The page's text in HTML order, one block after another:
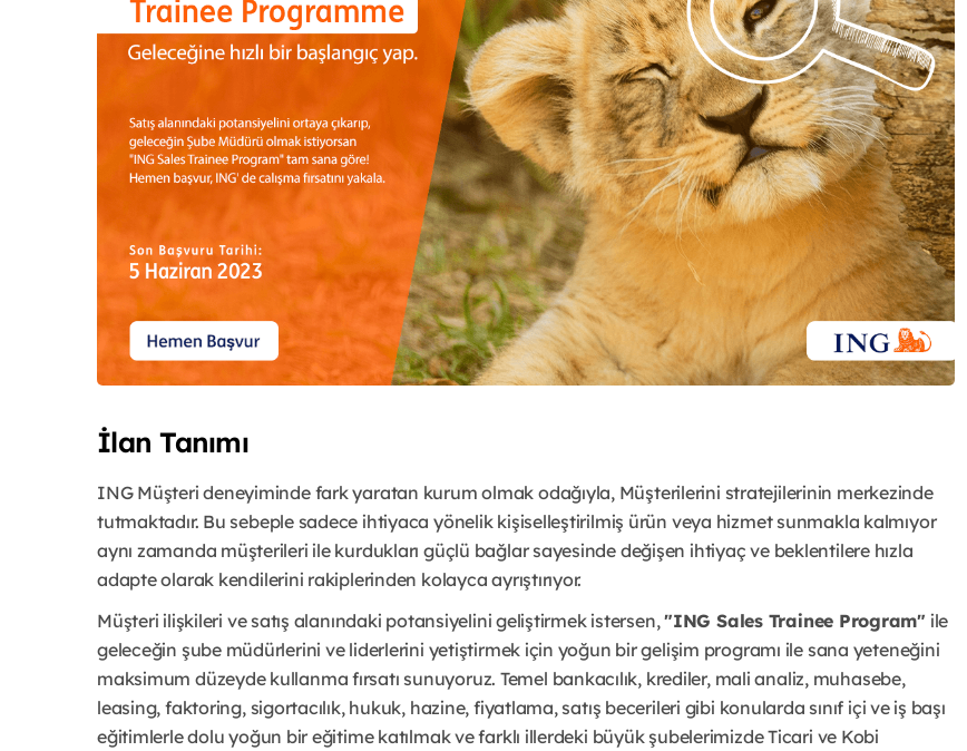
İlan Tanımı
ING Müşteri deneyiminde fark yaratan kurum olmak odağıyla, Müşterilerini stratejilerinin merkezinde
tutmaktadır. Bu sebeple sadece ihtiyaca yönelik kişiselleştirilmiş ürün veya hizmet sunmakla kalmıyor
aynı zamanda müşterileri ile kurdukları güçlü bağlar sayesinde değişen ihtiyaç ve beklentilere hızla
adapte olarak kendilerini rakiplerinden kolayca ayrıştırıyor.
Müşteri ilişkileri ve satış alanındaki potansiyelini geliştirmek istersen,"ING Sales Trainee Program" ile
geleceğin şube müdürlerini ve liderlerini yetiştirmek için yoğun bir gelişim programı ile sana yeteneğini
maksimum düzeyde kullanma fırsatı sunuyoruz. Temel bankacılık, krediler, mali analiz, muhasebe,
leasing, faktoring, sigortacılık, hukuk, hazine, fiyatlama, satış becerileri gibi konularda sınıf içi ve iş başı
eğitimlerle dolu yoğun bir eğitime katılmak ve farklı illerdeki büyük şubelerimizde Ticari ve Kobi